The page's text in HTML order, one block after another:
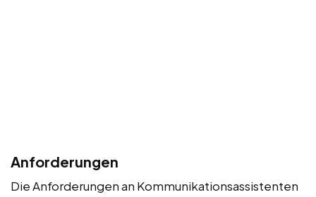
Anforderungen
Die Anforderungen an Kommunikationsassistenten